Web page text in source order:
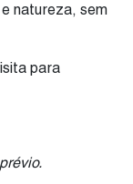
natureza, sem
para